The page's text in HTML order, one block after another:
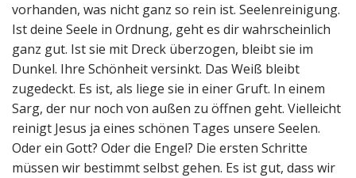
vorhanden, was nicht ganz so rein ist. Seelenreinigung.
Ist deine Seele in Ordnung, geht es dir wahrscheinlich
ganz gut. Ist sie mit Dreck überzogen, bleibt sie im
Dunkel. Ihre Schönheit versinkt. Das Weiß bleibt
zugedeckt. Es ist, als liege sie in einer Gruft. In einem
Sarg, der nur noch von außen zu öffnen geht. Vielleicht
reinigt Jesus ja eines schönen Tages unsere Seelen.
Oder ein Gott? Oder die Engel? Die ersten Schritte
müssen wir bestimmt selbst gehen. Es ist gut, dass wir